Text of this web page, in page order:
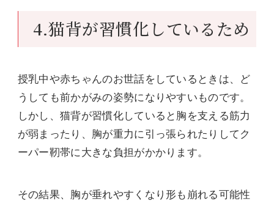
4.猫背が習慣化しているため
授乳中や赤ちゃんのお世話をしているときは、ど
うしても前かがみの姿勢になりやすいものです。
しかし、猫背が習慣化していると胸を支える筋力
が弱まったり、胸が重力に引っ張られたりしてク
ーパー靭帯に大きな負担がかかります。
その結果、胸が垂れやすくなり形も崩れる可能性